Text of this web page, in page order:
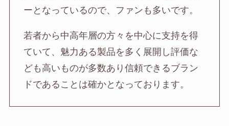
ーとなっているので、ファンも多いです。
若者から中高年層の方々を中心に支持を得
ていて、魅力ある製品を多く展開し評価な
ども高いものが多数あり信頼できるブラン
ドであることは確かとなっております。